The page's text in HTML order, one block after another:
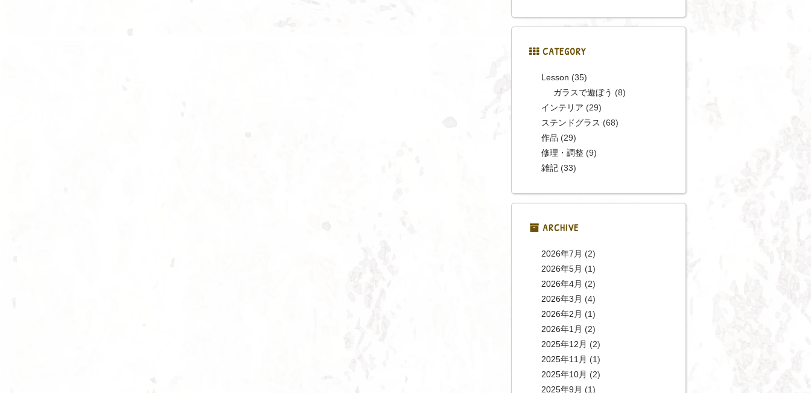
CATEGORY
Lesson (35)
ガラスで遊ぼう (8)
インテリア (29)
ステンドグラス (68)
作品 (29)
修理・調整(9)
雑記(33)
ARCHIVE
2026年7月 (2)
2026年5月 (1)
2026年4月 (2)
2026年3月 (4)
2026年2月 (1)
2026年1月 (2)
2025年12月 (2)
2025年11月 (1)
2025年10月 (2)
2025年9月 (1)